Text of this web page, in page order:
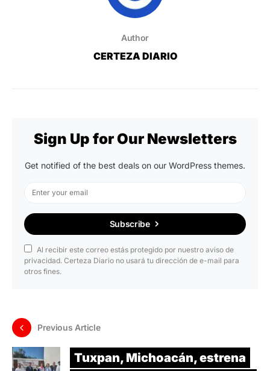
Author
CERTEZA DIARIO
Sign Up for Our Newsletters
Get notified of the best deals on our WordPress themes.
Subscribe
Al recibir este correo estás protegido por nuestro aviso de
privacidad. Certeza Diario no usará tu dirección de e-mail para
otros fines.
Previous Article
Tuxpan, Michoacán, estrena